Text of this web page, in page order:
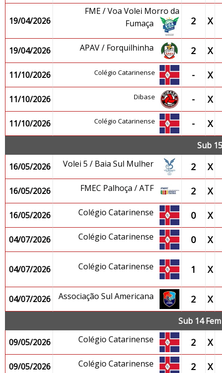
19/04/2026
FME / Voa Volei Morro da
Fumaça
2 X
19/04/2026 APAV / Forquilhinha 2 X
11/10/2026 Colégio Catarinense - X
11/10/2026 Dibase - X
11/10/2026 Colégio Catarinense - X
Sub
16/05/2026
Volei 5 / Baia Sul Mulher 2 X
16/05/2026 FMEC Palhoça / ATF 2 X
16/05/2026 Colégio Catarinense 0 X
04/07/2026 Colégio Catarinense 0 X
04/07/2026 Colégio Catarinense 1 X
04/07/2026 Associação Sul Americana 2 X
Sub 14
09/05/2026
Colégio Catarinense 2 X
09/05/2026 Colégio Catarinense 2 X